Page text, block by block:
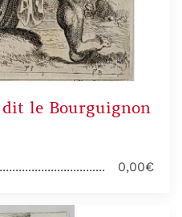
dit le Bourguignon
0,00€